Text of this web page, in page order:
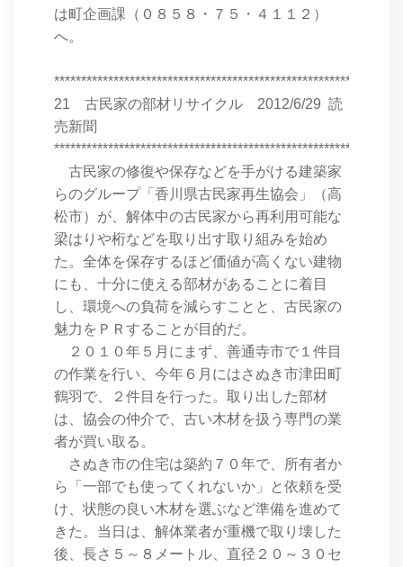
は町企画課（０８５８・７５・４１１２）
へ。
21 古民家の部材リサイクル 2012/6/29 読
売新聞
古民家の修復や保存などを手がける建築家
らのグループ「香川県古民家再生協会」（高
松市）が、解体中の古民家から再利用可能な
梁はりや桁などを取り出す取り組みを始め
た。全体を保存するほど価値が高くない建物
にも、十分に使える部材があることに着目
し、環境への負荷を減らすことと、古民家の
魅力をＰＲすることが目的だ。
２０１０年５月にまず、善通寺市で１件目
の作業を行い、今年６月にはさぬき市津田町
鶴羽で、２件目を行った。取り出した部材
は、協会の仲介で、古い木材を扱う専門の業
者が買い取る。
さぬき市の住宅は築約７０年で、所有者か
ら「一部でも使ってくれないか」と依頼を受
け、状態の良い木材を選ぶなど準備を進めて
きた。当日は、解体業者が重機で取り壊した
後、長さ５～８メートル、直径２０～３０セ